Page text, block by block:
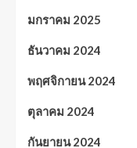
มกราคม 2025
ธันวาคม 2024
พฤศจิกายน 2024
ตุลาคม 2024
กันยายน 2024